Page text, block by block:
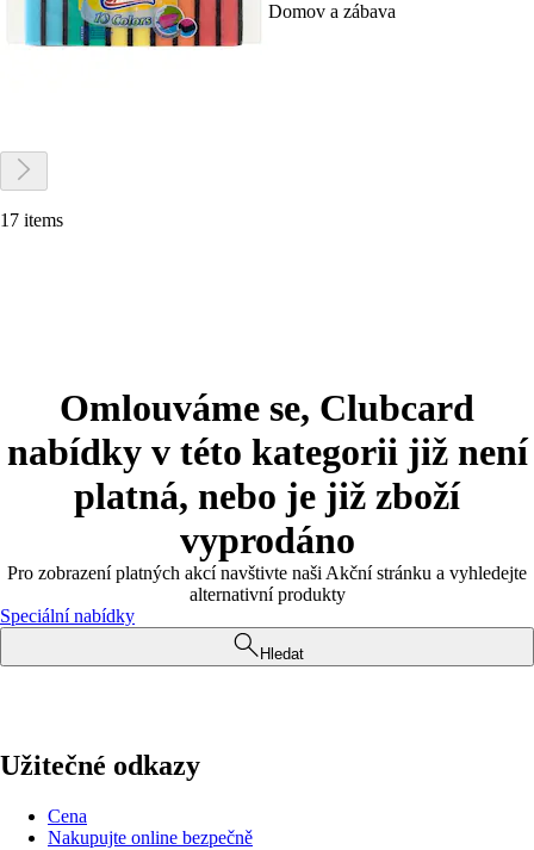
Domov a zábava
17 items
Omlouváme se, Clubcard
nabídky v této kategorii již není
platná, nebo je již zboží
vyprodáno
Pro zobrazení platných akcí navštivte naši Akční stránku a vyhledejte
alternativní produkty
Speciální nabídky
Hledat
Užitečné odkazy
Cena
Nakupujte online bezpečně